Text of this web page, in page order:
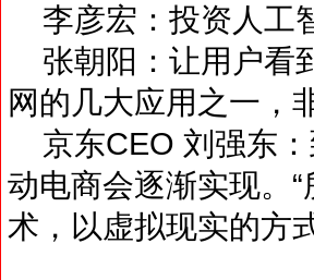
李彦宏：投资人工
张朝阳：让用户看
网的几大应用之一，
京东CEO 刘强东：
动电商会逐渐实现。
术，以虚拟现实的方